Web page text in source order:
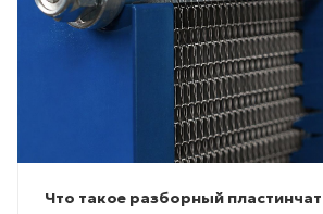
Что такое разборный